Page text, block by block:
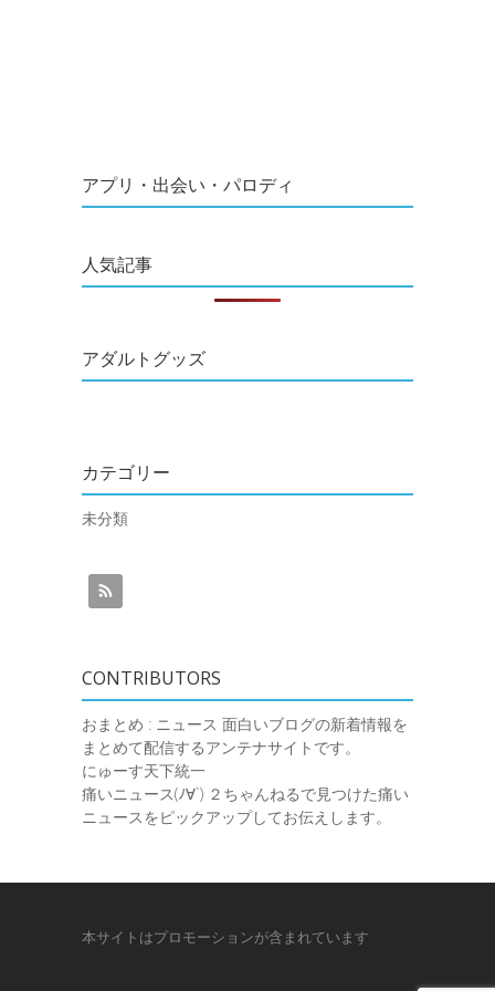
アプリ・出会い・パロディ
人気記事
アダルトグッズ
カテゴリー
未分類
CONTRIBUTORS
おまとめ : ニュース 面白いブログの新着情報を
まとめて配信するアンテナサイトです。
にゅーす天下統一
痛いニュース(ﾉ∀`) ２ちゃんねるで見つけた痛い
ニュースをピックアップしてお伝えします。
本サイトはプロモーションが含まれています